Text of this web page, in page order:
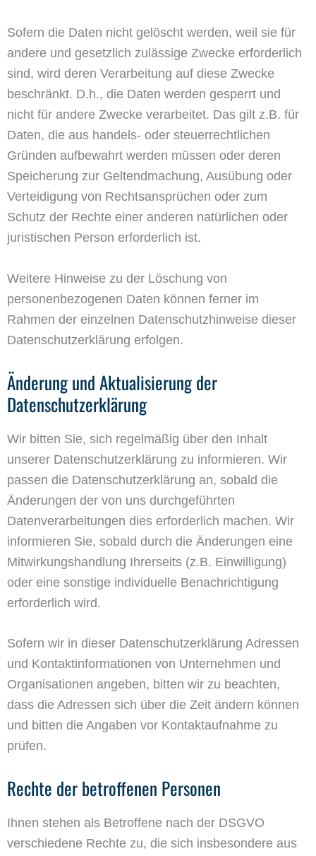
Sofern die Daten nicht gelöscht werden, weil sie für
andere und gesetzlich zulässige Zwecke erforderlich
sind, wird deren Verarbeitung auf diese Zwecke
beschränkt. D.h., die Daten werden gesperrt und
nicht für andere Zwecke verarbeitet. Das gilt z.B. für
Daten, die aus handels- oder steuerrechtlichen
Gründen aufbewahrt werden müssen oder deren
Speicherung zur Geltendmachung, Ausübung oder
Verteidigung von Rechtsansprüchen oder zum
Schutz der Rechte einer anderen natürlichen oder
juristischen Person erforderlich ist.
Weitere Hinweise zu der Löschung von
personenbezogenen Daten können ferner im
Rahmen der einzelnen Datenschutzhinweise dieser
Datenschutzerklärung erfolgen.
Änderung und Aktualisierung der
Datenschutzerklärung
Wir bitten Sie, sich regelmäßig über den Inhalt
unserer Datenschutzerklärung zu informieren. Wir
passen die Datenschutzerklärung an, sobald die
Änderungen der von uns durchgeführten
Datenverarbeitungen dies erforderlich machen. Wir
informieren Sie, sobald durch die Änderungen eine
Mitwirkungshandlung Ihrerseits (z.B. Einwilligung)
oder eine sonstige individuelle Benachrichtigung
erforderlich wird.
Sofern wir in dieser Datenschutzerklärung Adressen
und Kontaktinformationen von Unternehmen und
Organisationen angeben, bitten wir zu beachten,
dass die Adressen sich über die Zeit ändern können
und bitten die Angaben vor Kontaktaufnahme zu
prüfen.
Rechte der betroffenen Personen
Ihnen stehen als Betroffene nach der DSGVO
verschiedene Rechte zu, die sich insbesondere aus